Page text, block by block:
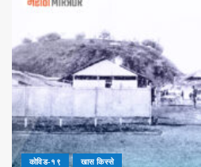
कोविड-१९ खास किस्से